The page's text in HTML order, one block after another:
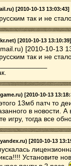
[2010-10-13 13:03:43]
так и не
[2010-10-13 13:10:39]
[2010-10-13
так и не
[2010-10-13
13мб патч то
в новости.
игру, тогда все
yandex.ru) [2010-10-13
Установите